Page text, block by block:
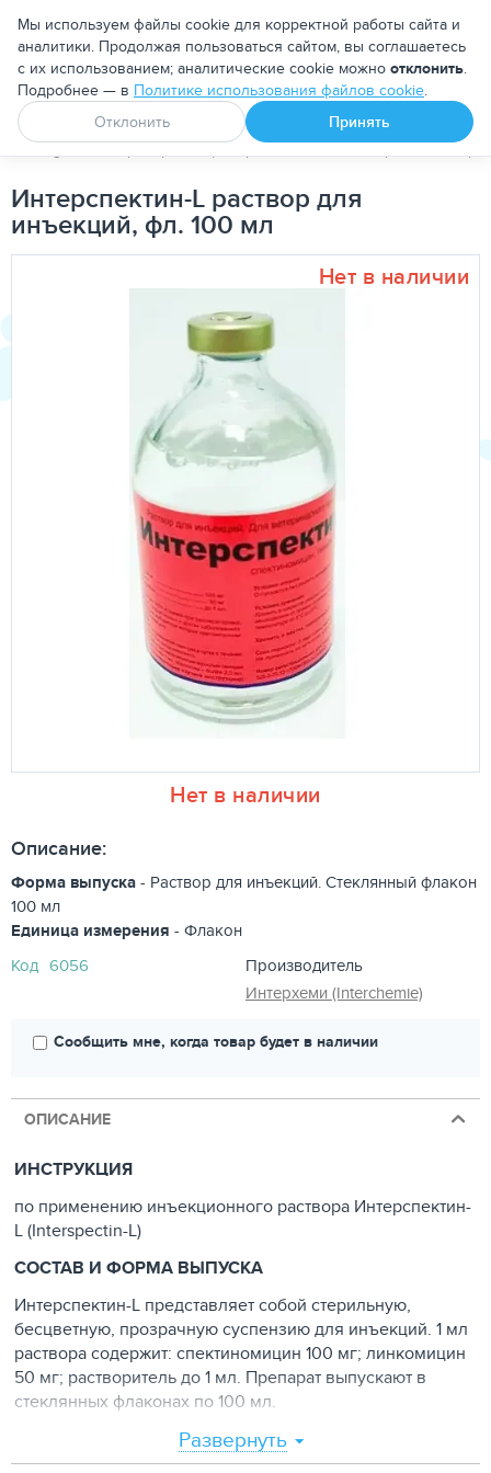
Москва
Апоквел Ветмедин От блох и клещей
PetDog Ветеринарные препараты Антибактериальные
Интерспектин-L раствор для
инъекций, фл. 100 мл
Нет в наличии
Нет в наличии
Описание:
Форма выпуска- Раствор для инъекций. Стеклянный флакон
100 мл
Единица измерения - Флакон
Код 6056
Производитель
Интерхеми (Interchemie)
Сообщить мне, когда товар будет в наличии
ОПИСАНИЕ
ИНСТРУКЦИЯ
по применению инъекционного раствора Интерспектин-
L (Interspectin-L)
СОСТАВ И ФОРМА ВЫПУСКА
Интерспектин-L представляет собой стерильную,
бесцветную, прозрачную суспензию для инъекций. 1 мл
раствора содержит: спектиномицин 100 мг; линкомицин
50 мг; растворитель до 1 мл. Препарат выпускают в
стеклянных флаконах по 100 мл.
ФАРМАКОЛОГИЧЕСКИЕ СВОЙСТВА
Развернуть
Мы используем файлы cookie для корректной работы сайта и
аналитики. Продолжая пользоваться сайтом, вы соглашаетесь
с их использованием; аналитические cookie можно отклонить.
Подробнее — в Политике использования файлов cookie.
Отклонить
Принять